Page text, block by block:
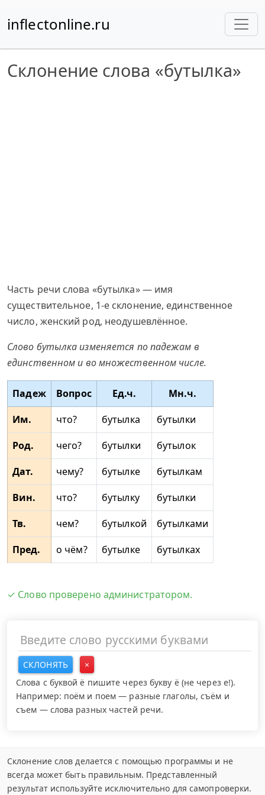
inflectonline.ru
Склонение слова «бутылка»
Часть речи слова «бутылка» — имя
существительное, 1-е склонение, единственное
число, женский род, неодушевлённое.
Слово бутылка изменяется по падежам в
единственном и во множественном числе.
Падеж Вопрос Ед.ч.
Мн.ч.
Им.
что? бутылка
бутылки
Род.
чего? бутылки
бутылок
Дат.
чему? бутылке
бутылкам
Вин.
что? бутылку
бутылки
Тв.
чем? бутылкой
бутылками
Пред.
о чём? бутылке бутылках
✓ Слово проверено администратором.
СКЛОНЯТЬ
×
Слова с буквой ё пишите через букву ё (не через е!).
Например: поём и поем — разные глаголы, съём и
съем — слова разных частей речи.
Склонение слов делается с помощью программы и не
всегда может быть правильным. Представленный
результат используйте исключительно для самопроверки.